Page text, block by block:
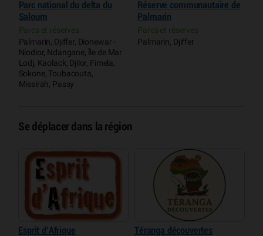
Parc national du delta du
Saloum
Parcs et réserves
Palmarin, Djiffer, Dionewar -
Niodior, Ndangane, Île de Mar
Lodj, Kaolack, Djilor, Fimela,
Sokone, Toubacouta,
Missirah, Passy
Réserve communautaire de
Palmarin
Parcs et réserves
Palmarin, Djiffer
Se déplacer dans la région
Esprit d’Afrique Téranga découvertes